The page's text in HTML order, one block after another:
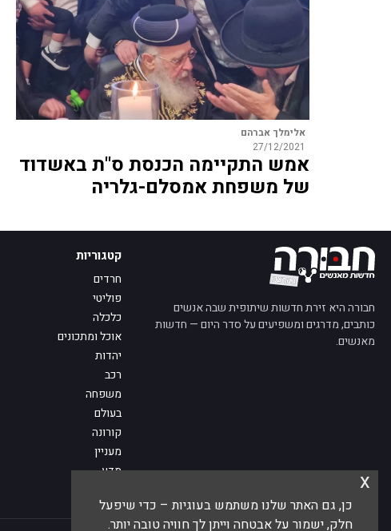
אלימלך אברהם
27/12/2021
אמש התקיימה הכנסת ס"ת באשדוד
של משפחת אמסלם-גלריה
כן, גם האתר שלנו משתמש בעוגיות – כדי שיפעל
חלק, ישמור על אבטחה וייתן לך חוויה טובה יותר.
x
חבורה היא זירת חדשות שיתופית שבה אנשים
כותבים, מדרגים ומשפיעים על סדר היום — חדשות
מאנשים.
קטגוריות
חרדים
פוליטי
כלכלה
אוכל ומתכונים
יהדות
רכב
משפחה
בעולם
קורונה
מעניין
מדע
פנו אלינו